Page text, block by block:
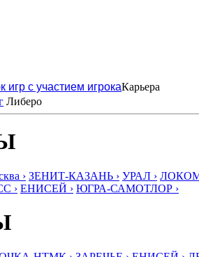
игр с участием игрокаКарьера
Либеро
› ЗЕНИТ-КАЗАНЬ › УРАЛ ›
› ЕНИСЕЙ › ЮГРА-САМОТЛОР ›